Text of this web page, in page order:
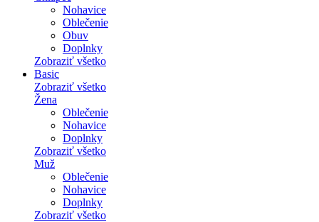
Nohavice
Oblečenie
Obuv
Doplnky
Zobraziť všetko
Basic
Zobraziť všetko
Žena
Oblečenie
Nohavice
Doplnky
Zobraziť všetko
Muž
Oblečenie
Nohavice
Doplnky
Zobraziť všetko